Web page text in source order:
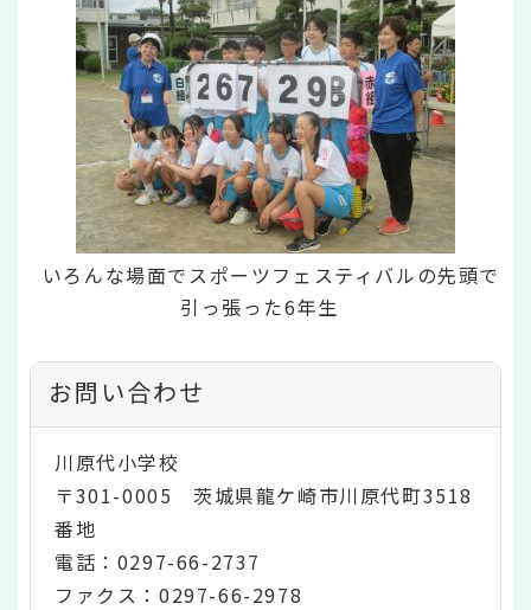
いろんな場面でスポーツフェスティバルの先頭で
引っ張った6年生
お問い合わせ
川原代小学校
〒301-0005 茨城県龍ケ崎市川原代町3518
番地
電話：0297-66-2737
ファクス：0297-66-2978